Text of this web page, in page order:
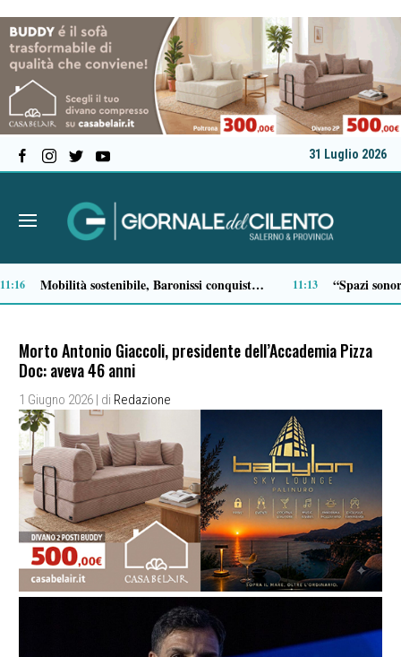
31 Luglio 2026
San Mauro la Bruca, nasce “La Ritornanza”: due giorni di arte e cultura contro lo spopolamento 09:28 Serie C, ecco il calendario della Salernitana: debutto all’Arechi contro il Sorrento
Morto Antonio Giaccoli, presidente dell’Accademia Pizza
Doc: aveva 46 anni
1 Giugno 2026 | di Redazione